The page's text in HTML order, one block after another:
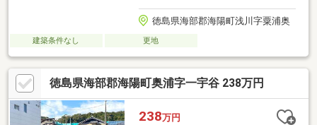
徳島県海部郡海陽町浅川字粟浦奥
建築条件なし 更地
徳島県海部郡海陽町奥浦字一宇谷 238万円
238万円